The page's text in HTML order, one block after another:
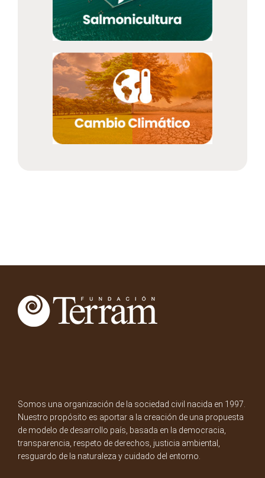
Somos una organización de la sociedad civil nacida en 1997.
Nuestro propósito es aportar a la creación de una propuesta
de modelo de desarrollo país, basada en la democracia,
transparencia, respeto de derechos, justicia ambiental,
resguardo de la naturaleza y cuidado del entorno.